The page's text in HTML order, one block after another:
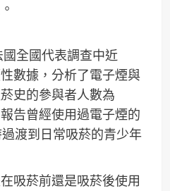
全國代表調查中近
數據，分析了電⼦煙與
史的參與​​者⼈數為
告曾經使⽤過電⼦煙的
渡到⽇常吸菸的青少年
吸菸前還是吸菸後使⽤